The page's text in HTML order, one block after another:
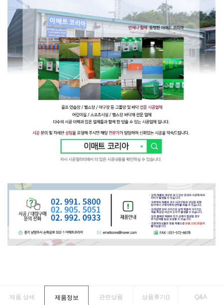
제품 상세 제품정보 관련상품 상품후기() Q&A